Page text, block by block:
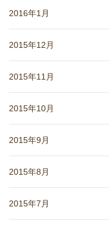
2016年1月
2015年12月
2015年11月
2015年10月
2015年9月
2015年8月
2015年7月